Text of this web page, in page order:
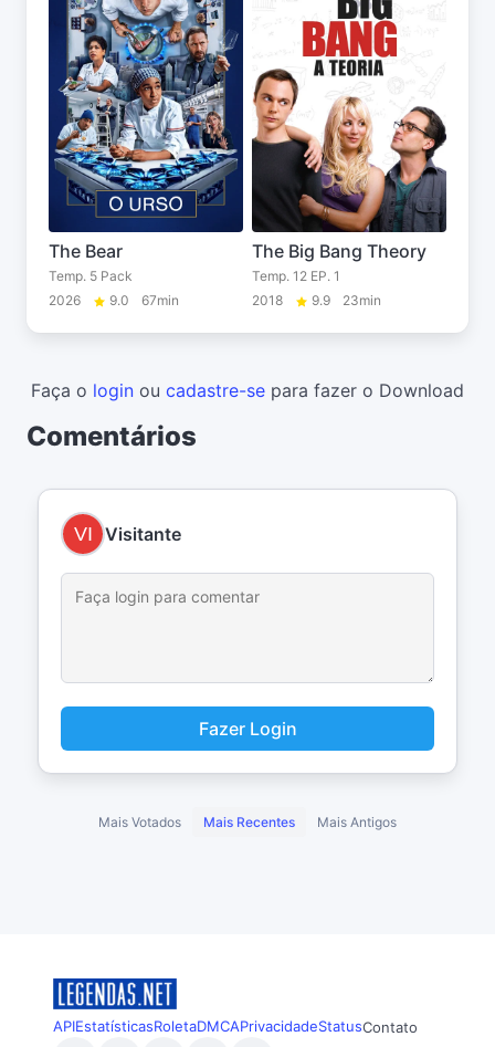
The Bear
Temp. 5 Pack
2026
9.0 67min
The Big Bang Theory
Temp. 12 EP. 1
2018
9.9 23min
Faça o login ou cadastre-se para fazer o Download
Comentários
Visitante
Fazer Login
Mais Votados Mais Recentes Mais Antigos
APIEstatísticasRoletaDMCAPrivacidadeStatusContato